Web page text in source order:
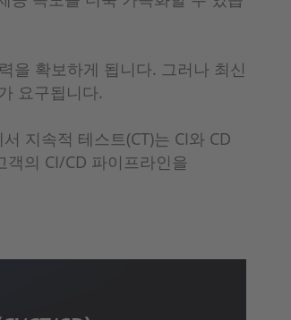
을 확보하게 됩니다. 그러나 최신
요구됩니다.
지속적 테스트(CT)는 CI와 CD
의 CI/CD 파이프라인을